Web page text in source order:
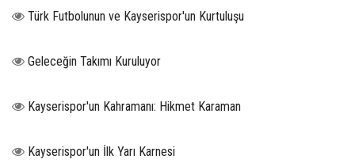
Türk Futbolunun ve Kayserispor'un Kurtuluşu
Geleceğin Takımı Kuruluyor
Kayserispor'un Kahramanı: Hikmet Karaman
Kayserispor'un İlk Yarı Karnesi